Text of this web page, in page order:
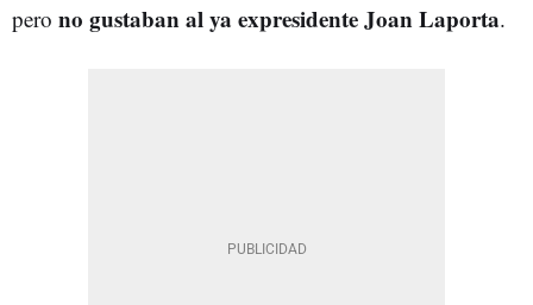
pero no gustaban al ya expresidente Joan Laporta.